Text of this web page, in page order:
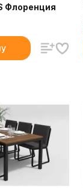
Флоренция